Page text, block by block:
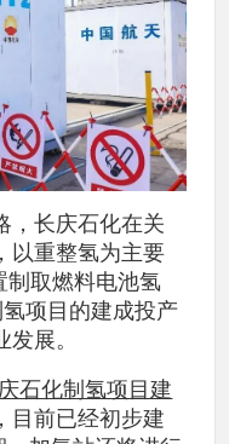
，长庆石化在关
以重整氢为主要
制取燃料电池氢
项目的建成投产
展。
石化制氢项目建
，目前已经初步建